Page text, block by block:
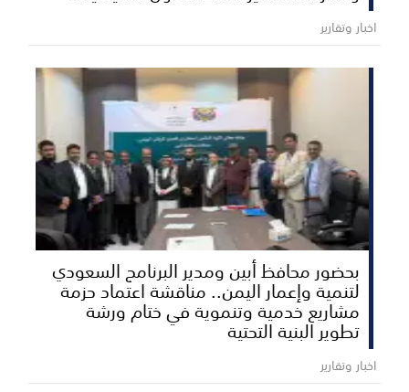
اخبار وتقارير
بحضور محافظ أبين ومدير البرنامج السعودي
لتنمية وإعمار اليمن.. مناقشة اعتماد حزمة
مشاريع خدمية وتنموية في ختام ورشة
تطوير البنية التحتية
اخبار وتقارير